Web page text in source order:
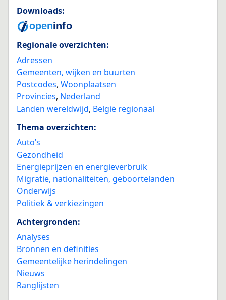
Downloads:
Regionale overzichten:
Adressen
Gemeenten, wijken en buurten
Postcodes, Woonplaatsen
Provincies, Nederland
Landen wereldwijd, België regionaal
Thema overzichten:
Auto’s
Gezondheid
Energieprijzen en energieverbruik
Migratie, nationaliteiten, geboortelanden
Onderwijs
Politiek & verkiezingen
Achtergronden:
Analyses
Bronnen en definities
Gemeentelijke herindelingen
Nieuws
Ranglijsten